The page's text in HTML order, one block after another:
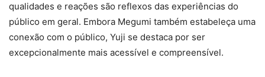
qualidades e reações são reflexos das experiências do
público em geral. Embora Megumi também estabeleça uma
conexão com o público, Yuji se destaca por ser
excepcionalmente mais acessível e compreensível.